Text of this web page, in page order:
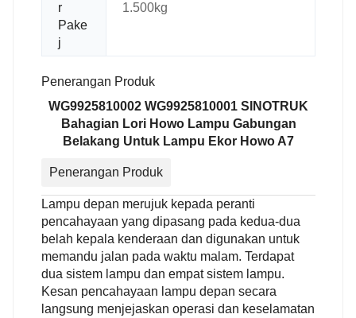
r
Pake
j
1.500kg
Penerangan Produk
WG9925810002 WG9925810001 SINOTRUK
Bahagian Lori Howo Lampu Gabungan
Belakang Untuk Lampu Ekor Howo A7
Penerangan Produk
Lampu depan merujuk kepada peranti
pencahayaan yang dipasang pada kedua-dua
belah kepala kenderaan dan digunakan untuk
memandu jalan pada waktu malam. Terdapat
dua sistem lampu dan empat sistem lampu.
Kesan pencahayaan lampu depan secara
langsung menjejaskan operasi dan keselamatan